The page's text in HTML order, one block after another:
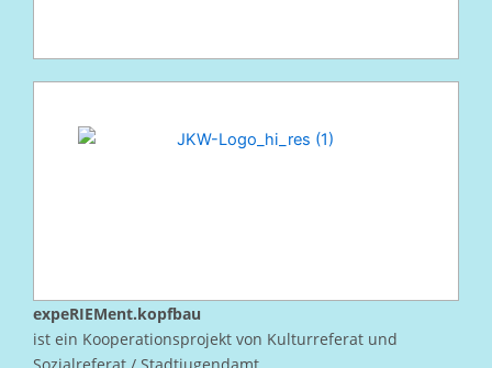
expeRIEMent.kopfbau
ist ein Kooperationsprojekt von Kulturreferat und